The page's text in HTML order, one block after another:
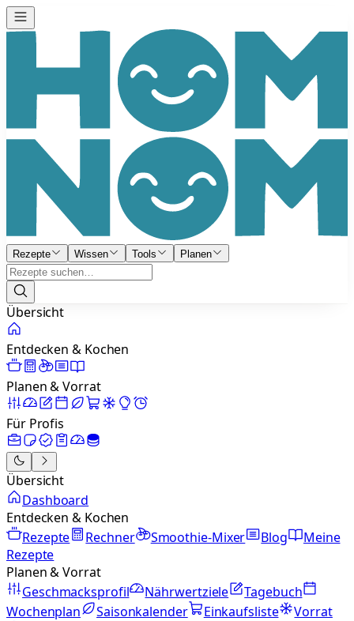
Rezepte Wissen Tools Planen
Übersicht
Entdecken & Kochen
Planen & Vorrat
Für Profis
Übersicht
Dashboard
Entdecken & Kochen
Rezepte
Rechner Smoothie-Mixer Blog
Meine
Rezepte
Planen & Vorrat
Geschmacksprofil
Nährwertziele
Tagebuch
Wochenplan
Saisonkalender Einkaufsliste
Vorrat